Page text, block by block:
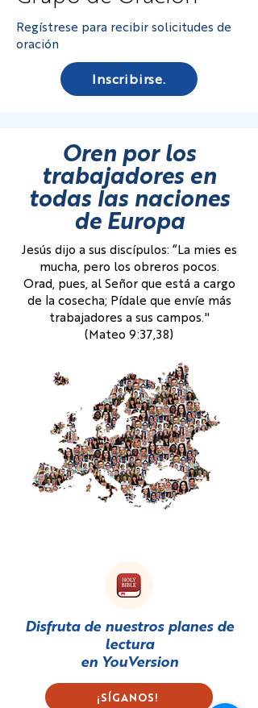
Regístrese para recibir solicitudes de
oración
Inscribirse.
Oren por los
trabajadores en
todas las naciones
de Europa
Jesús dijo a sus discípulos: “La mies es
mucha, pero los obreros pocos.
Orad, pues, al Señor que está a cargo
de la cosecha; Pídale que envíe más
trabajadores a sus campos."
(Mateo 9:37,38)
Disfruta de nuestros planes de
lectura
enYouVersion
¡SÍGANOS!